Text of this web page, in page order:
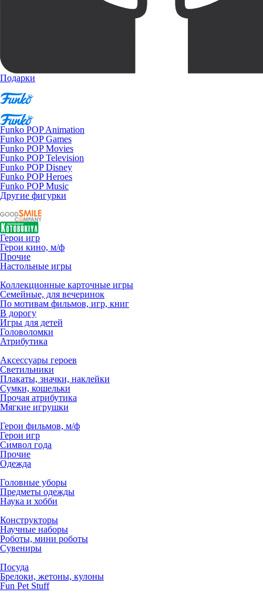
Подарки
Funko POP Animation
Funko POP Games
Funko POP Movies
Funko POP Television
Funko POP Disney
Funko POP Heroes
Funko POP Music
Другие фигурки
Герои игр
Герои кино, м/ф
Прочие
Настольные игры
Коллекционные карточные игры
Семейные, для вечеринок
По мотивам фильмов, игр, книг
В дорогу
Игры для детей
Головоломки
Атрибутика
Аксессуары героев
Светильники
Плакаты, значки, наклейки
Сумки, кошельки
Прочая атрибутика
Мягкие игрушки
Герои фильмов, м/ф
Герои игр
Символ года
Прочие
Одежда
Головные уборы
Предметы одежды
Наука и хобби
Конструкторы
Научные наборы
Роботы, мини роботы
Сувениры
Посуда
Брелоки, жетоны, кулоны
Fun Pet Stuff